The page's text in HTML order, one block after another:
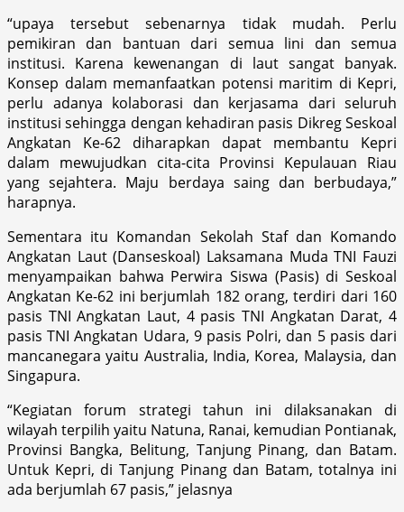
“upaya tersebut sebenarnya tidak mudah. Perlu
pemikiran dan bantuan dari semua lini dan semua
institusi. Karena kewenangan di laut sangat banyak.
Konsep dalam memanfaatkan potensi maritim di Kepri,
perlu adanya kolaborasi dan kerjasama dari seluruh
institusi sehingga dengan kehadiran pasis Dikreg Seskoal
Angkatan Ke-62 diharapkan dapat membantu Kepri
dalam mewujudkan cita-cita Provinsi Kepulauan Riau
yang sejahtera. Maju berdaya saing dan berbudaya,”
harapnya.
Sementara itu Komandan Sekolah Staf dan Komando
Angkatan Laut (Danseskoal) Laksamana Muda TNI Fauzi
menyampaikan bahwa Perwira Siswa (Pasis) di Seskoal
Angkatan Ke-62 ini berjumlah 182 orang, terdiri dari 160
pasis TNI Angkatan Laut, 4 pasis TNI Angkatan Darat, 4
pasis TNI Angkatan Udara, 9 pasis Polri, dan 5 pasis dari
mancanegara yaitu Australia, India, Korea, Malaysia, dan
Singapura.
“Kegiatan forum strategi tahun ini dilaksanakan di
wilayah terpilih yaitu Natuna, Ranai, kemudian Pontianak,
Provinsi Bangka, Belitung, Tanjung Pinang, dan Batam.
Untuk Kepri, di Tanjung Pinang dan Batam, totalnya ini
ada berjumlah 67 pasis,” jelasnya